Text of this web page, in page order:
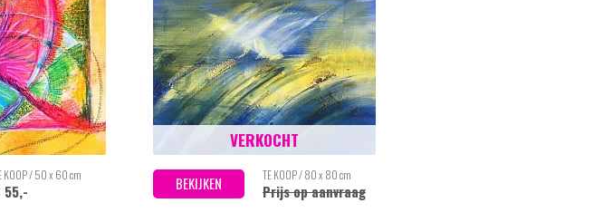
KOOP / 50 x 60 cm
55,- BEKIJKEN TE KOOP / 80 x 80 cm
Prijs op aanvraag
VERKOCHT